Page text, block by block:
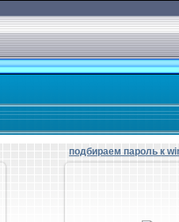
подбираем пароль к